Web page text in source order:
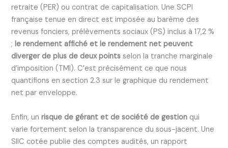
retraite (PER) ou contrat de capitalisation. Une SCPI
française tenue en direct est imposée au barème des
revenus fonciers, prélèvements sociaux (PS) inclus à 17,2 %
;le rendement affiché et le rendement net peuvent
diverger de plus de deux points selon la tranche marginale
d’imposition (TMI). C’est précisément ce que nous
quantifions en section 2.3 sur le graphique du rendement
net par enveloppe.
Enfin, unrisque de gérant et de société de gestion qui
varie fortement selon la transparence du sous-jacent. Une
SIIC cotée publie des comptes audités, un rapport